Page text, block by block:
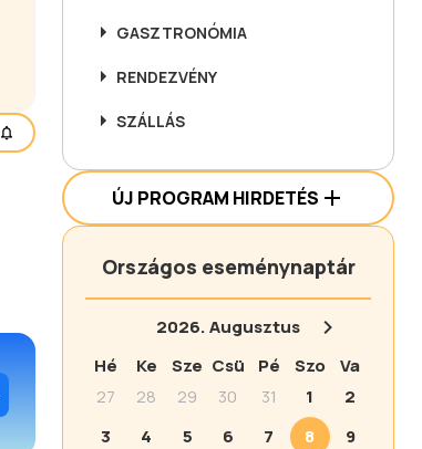
GASZTRONÓMIA
RENDEZVÉNY
SZÁLLÁS
ÚJ PROGRAM HIRDETÉS
Országos eseménynaptár
2026.Augusztus
Hé
Ke Sze Csü Pé Szo
Va
27
28 29 30 31 1
2
3
4 5 6 7 8
9